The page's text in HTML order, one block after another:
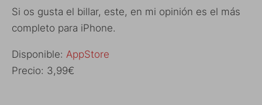
Si os gusta el billar, este, en mi opinión es el más
completo para iPhone.
Disponible: AppStore
Precio: 3,99€